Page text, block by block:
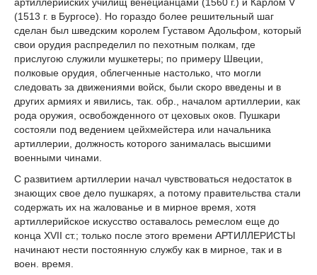
артиллерийских училищ венецианцами (1560 г.) и Карлом V
(1513 г. в Бургосе). Но гораздо более решительный шаг
сделан был шведским королем Густавом Адольфом, который
свои орудия распределил по пехотным полкам, где
прислугою служили мушкетеры; по примеру Швеции,
полковые орудия, облегченные настолько, что могли
следовать за движениями войск, были скоро введены и в
других армиях и явились, так. обр., началом артиллерии, как
рода оружия, освобожденного от цеховых оков. Пушкари
состояли под ведением цейхмейстера или начальника
артиллерии, должность которого занималась высшими
военными чинами.
С развитием артиллерии начал чувствоваться недостаток в
знающих свое дело пушкарях, а потому правительства стали
содержать их на жалованье и в мирное время, хотя
артиллерийское искусство оставалось ремеслом еще до
конца XVII ст.; только после этого времени АРТИЛЛЕРИСТЫ
начинают нести постоянную службу как в мирное, так и в
воен. время.